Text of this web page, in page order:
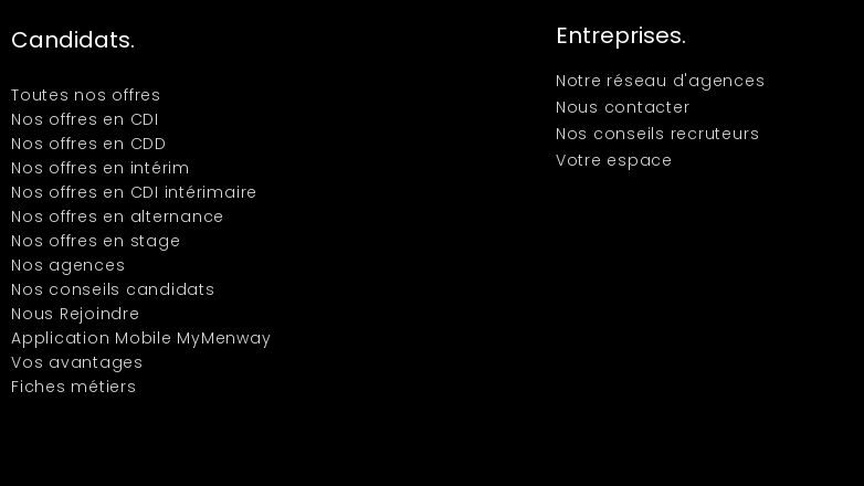
Candidats.
Toutes nos offres
Nos offres en CDI
Nos offres en CDD
Nos offres en intérim
Nos offres en CDI intérimaire
Nos offres en alternance
Nos offres en stage
Nos agences
Nos conseils candidats
Nous Rejoindre
Application Mobile MyMenway
Vos avantages
Fiches métiers
Entreprises.
Notre réseau d'agences
Nous contacter
Nos conseils recruteurs
Votre espace